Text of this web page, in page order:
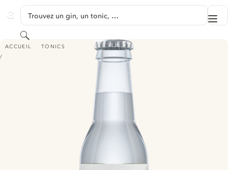
GINVENTORY
Trouvez un gin, un tonic, …
Rechercher
ACCUEIL TONICS
SCANDINAVIAN TONIC SESSIONS ELDERFLOWER